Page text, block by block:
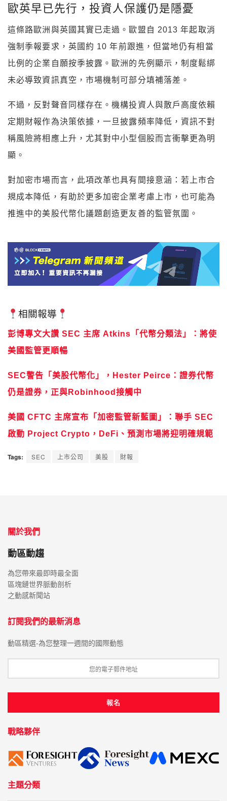
歐英早已先行，投資人保護仍是隱憂
這條路歐洲與英國其實已走過。歐盟自 2013 年起取消
強制季報要求，英國約 10 年前跟進，但當地仍有相當
比例的企業自願按季披露。歐洲的先例顯示，制度鬆綁
未必導致資訊真空，市場機制可部分填補落差。
不過，反對聲音同樣存在。機構投資人與散戶高度依賴
定期財報作為決策依據，一旦披露頻率降低，資訊不對
稱風險將相應上升，尤其對中小型個股而言衝擊更為明
顯。
對加密市場而言，此項改革也具有間接意涵：若上市合
規成本降低，有助於更多加密企業考慮上市，也可能為
推進中的美股代幣化議題創造更友善的監管氛圍。
相關報導
彭博專文大讚 SEC 主席 Atkins「代幣分類法」：將使
美國監管更順暢
SEC警告「美股代幣化」，Hester Peirce：證券代幣
仍是證券，正與Robinhood接觸中
美國 CFTC 主席宣布「加密監管新藍圖」：聯手 SEC
啟動 Project Crypto，DeFi、預測市場將迎明確規範
Tags: SEC 上市公司 美股 財報
關於我們
動區動趨
為您帶來最即時最全面
區塊鏈世界脈動剖析
之動感新聞站
訂閱我們的最新消息
動區精選-為您整理一週間的國際動態
戰略夥伴
主題分類